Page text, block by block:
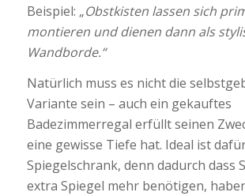
Beispiel: „Obstkisten lassen sich
montieren und dienen dann als
Wandborde.“
Natürlich muss es nicht die
Variante sein – auch ein gekauftes
Badezimmerregal erfüllt seinen
eine gewisse Tiefe hat. Ideal ist
Spiegelschrank, denn dadurch dass
extra Spiegel mehr benötigen,